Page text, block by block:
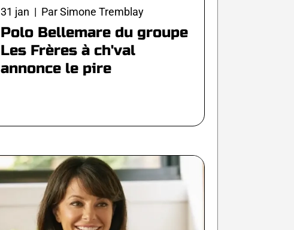
31 jan | Par Simone Tremblay
Polo Bellemare du groupe
Les Frères à ch'val
annonce le pire